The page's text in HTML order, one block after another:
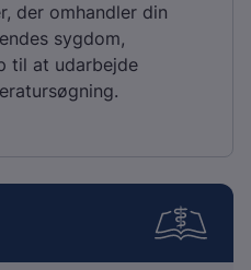
der omhandler din
sygdom,
til at udarbejde